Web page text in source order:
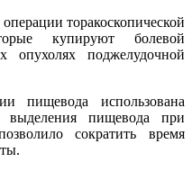
торакоскопической
купируют болевой
опухолях поджелудочной
пищевода использована
выделения пищевода при
сократить время